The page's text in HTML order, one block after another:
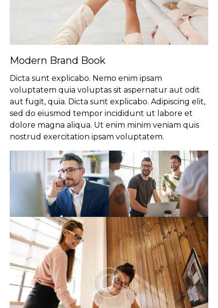
Modern Brand Book
Dicta sunt explicabo. Nemo enim ipsam
voluptatem quia voluptas sit aspernatur aut odit
aut fugit, quia. Dicta sunt explicabo. Adipiscing elit,
sed do eiusmod tempor incididunt ut labore et
dolore magna aliqua. Ut enim minim veniam quis
nostrud exercitation ipsam voluptatem.